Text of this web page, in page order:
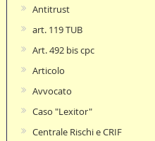
Antitrust
art. 119 TUB
Art. 492 bis cpc
Articolo
Avvocato
Caso "Lexitor"
Centrale Rischi e CRIF